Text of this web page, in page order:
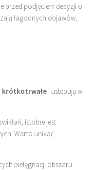
przed podjęciem decyzji o
łagodnych objawów,
krótkotrwałe i ustępują w
istotne jest
Warto unikać:
pielęgnacji obszaru